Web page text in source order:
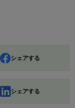
シェアする
シェアする